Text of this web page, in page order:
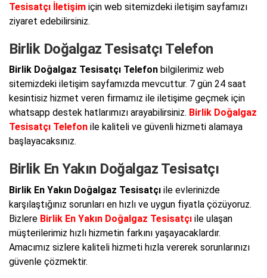
Tesisatçı İletişim için web sitemizdeki iletişim sayfamızı
ziyaret edebilirsiniz.
Birlik Doğalgaz Tesisatçı Telefon
Birlik Doğalgaz Tesisatçı Telefon bilgilerimiz web
sitemizdeki iletişim sayfamızda mevcuttur. 7 gün 24 saat
kesintisiz hizmet veren firmamız ile iletişime geçmek için
whatsapp destek hatlarımızı arayabilirsiniz. Birlik Doğalgaz
Tesisatçı Telefon ile kaliteli ve güvenli hizmeti alamaya
başlayacaksınız.
Birlik En Yakın Doğalgaz Tesisatçı
Birlik En Yakın Doğalgaz Tesisatçı ile evlerinizde
karşılaştığınız sorunları en hızlı ve uygun fiyatla çözüyoruz.
Bizlere Birlik En Yakın Doğalgaz Tesisatçı ile ulaşan
müşterilerimiz hızlı hizmetin farkını yaşayacaklardır.
Amacımız sizlere kaliteli hizmeti hızla vererek sorunlarınızı
güvenle çözmektir.